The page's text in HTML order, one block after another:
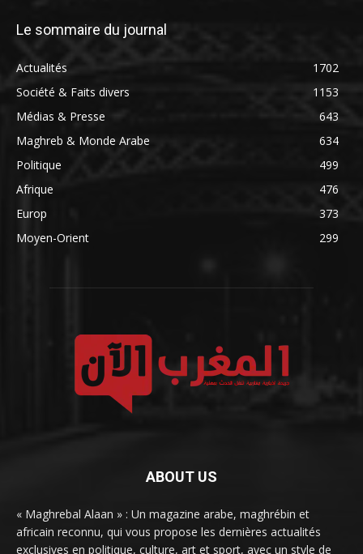
Le sommaire du journal
Actualités
1702
Société & Faits divers
1153
Médias & Presse
643
Maghreb & Monde Arabe
634
Politique
499
Afrique
476
Europ
373
Moyen-Orient
299
ABOUT US
« Maghrebal Alaan » : Un magazine arabe, maghrébin et
africain reconnu, qui vous propose les dernières actualités
exclusives en politique, culture, art et sport, avec un style de